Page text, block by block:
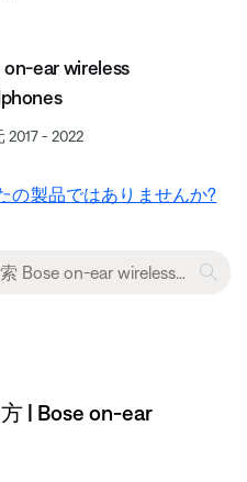
on-ear wireless
2017 - 2022
の製品ではありませんか?
| Bose on-ear